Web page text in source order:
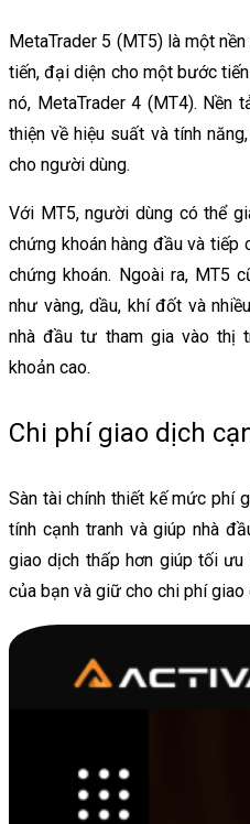
MetaTrader 5 (MT5) là một
tiến, đại diện cho một bước
nó, MetaTrader 4 (MT4). Nền
thiện về hiệu suất và tính
cho người dùng.
Với MT5, người dùng có thể
chứng khoán hàng đầu và tiếp
chứng khoán. Ngoài ra, MT5
như vàng, dầu, khí đốt và
nhà đầu tư tham gia vào thị
khoản cao.
Chi phí giao dịch
Sàn tài chính thiết kế mức phí
tính cạnh tranh và giúp nhà
giao dịch thấp hơn giúp tối
của bạn và giữ cho chi phí